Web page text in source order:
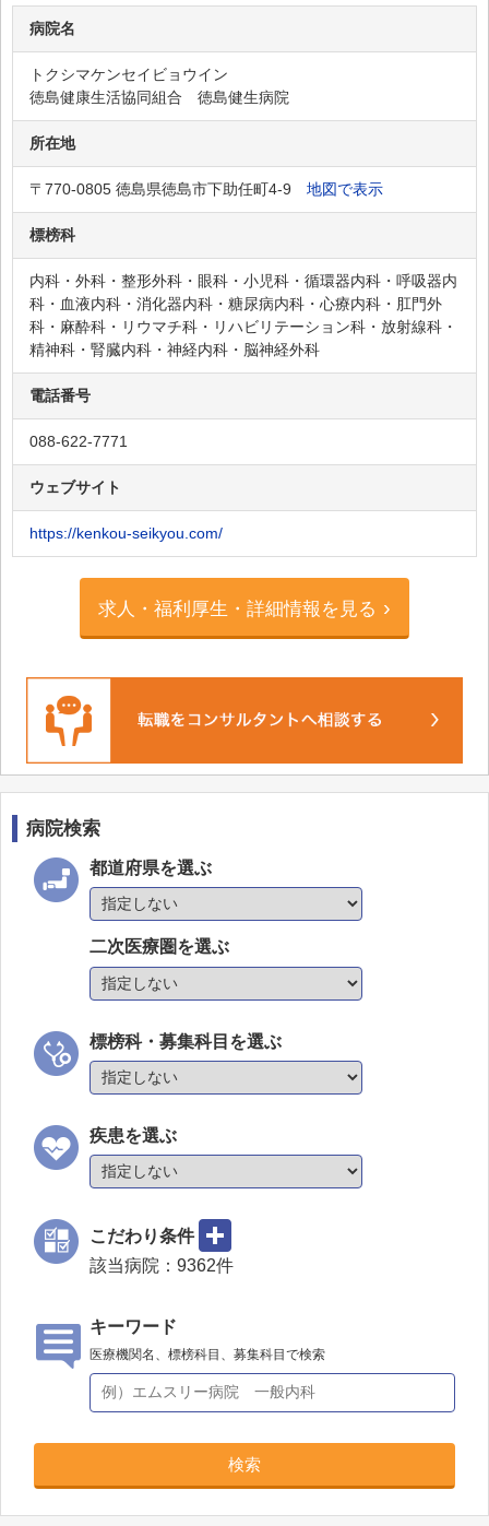
鈴江病院
たおか内科病院
TAOKAこころの医療センター
第一病院
東洋病院
中瀬病院
博愛記念病院
橋本病院
虹の橋葵ホスピタル
林病院
福田整形外科病院
松永病院
松村病院
そよかぜ病院
中洲八木病院
善成病院
リハビリテーション大神子病院
鳴門シーガル病院
鳴門山上病院
南海病院
手束病院
麻野病院
浦田病院
高田整形外科病院
吉野川病院
浜病院
井上病院
大野病院
笠井病院
森岡病院
愛日病院
むつみホスピタル
病院名
トクシマケンセイビョウイン
徳島健康生活協同組合 徳島健生病院
所在地
〒770-0805 徳島県徳島市下助任町4-9 地図で表示
標榜科
内科・外科・整形外科・眼科・小児科・循環器内科・呼吸器内
科・血液内科・消化器内科・糖尿病内科・心療内科・肛門外
科・麻酔科・リウマチ科・リハビリテーション科・放射線科・
精神科・腎臓内科・神経内科・脳神経外科
電話番号
088-622-7771
ウェブサイト
https://kenkou-seikyou.com/
求人・福利厚生・詳細情報を見る
病院検索
都道府県を選ぶ
二次医療圏を選ぶ
標榜科・募集科目を選ぶ
疾患を選ぶ
こだわり条件
該当病院： 9362件
キーワード
医療機関名、標榜科目、募集科目で検索
検索